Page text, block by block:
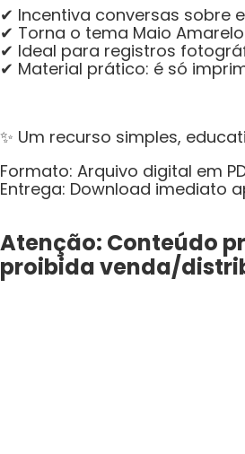
✔ Incentiva conversas sobre
✔ Torna o tema Maio
✔ Ideal para registros
✔ Material prático: é só
✨ Um recurso simples,
Formato: Arquivo digital em
Entrega: Download imediato
Atenção: Conteúdo
proibida venda/